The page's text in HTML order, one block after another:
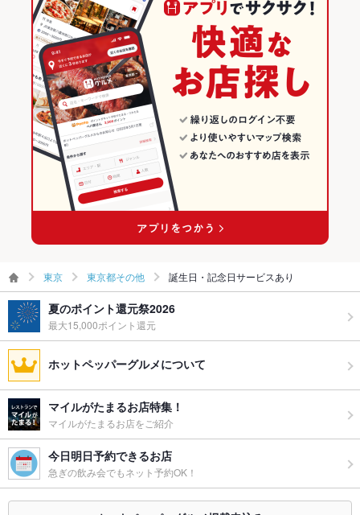
東京 東京都その他 誕生日・記念日サービスあり
夏のポイント還元祭2026
最大15,000ポイント還元
ホットペッパーグルメについて
マイルがたまるお店特集！
マイルがたまるお店をご紹介
今日明日予約できるお店
急ぎの飲み会でもネット予約OK！